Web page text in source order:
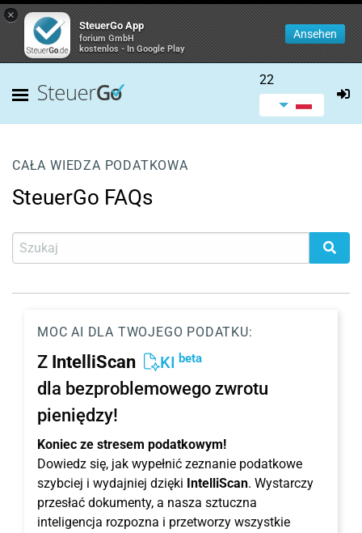
×
SteuerGo App
forium GmbH
kostenlos - In Google Play
Ansehen
22
CAŁA WIEDZA PODATKOWA
SteuerGo FAQs
MOC AI DLA TWOJEGO PODATKU:
Z IntelliScan KI beta
dla bezproblemowego zwrotu
pieniędzy!
Koniec ze stresem podatkowym!
Dowiedz się, jak wypełnić zeznanie podatkowe
szybciej i wydajniej dzięki IntelliScan. Wystarczy
przesłać dokumenty, a nasza sztuczna
inteligencja rozpozna i przetworzy wszystkie